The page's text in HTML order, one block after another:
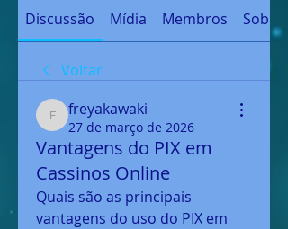
Discussão Mídia Membros Sobre
Voltar
freyakawaki
freyakawaki
27 de março de 2026
Vantagens do PIX em
Cassinos Online
Quais são as principais
vantagens do uso do PIX em